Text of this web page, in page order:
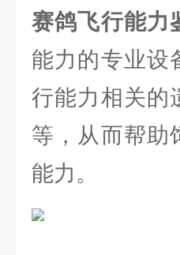
赛鸽飞行能力
能力的专业设
行能力相关的
等，从而帮助
能力。